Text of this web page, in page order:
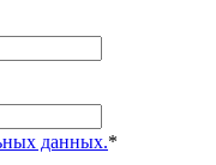
данных.*